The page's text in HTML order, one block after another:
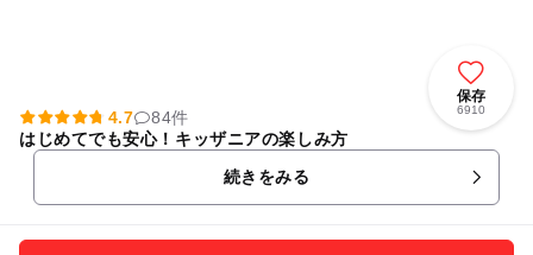
保存
6910
4.7
84件
はじめてでも安心！キッザニアの楽しみ方
続きをみる